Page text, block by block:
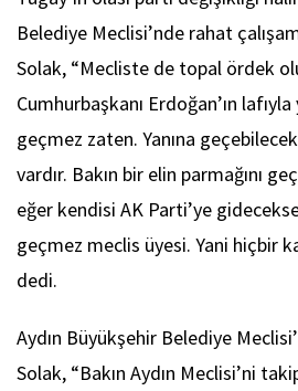
Belediye Meclisi’nde rahat
Solak, “Mecliste de topal ördek
Cumhurbaşkanı Erdoğan’ın
geçmez zaten. Yanına
vardır. Bakın bir elin parmağını
eğer kendisi AK Parti’ye
geçmez meclis üyesi. Yani hiçbir
dedi.
Aydın Büyükşehir Belediye
Solak, “Bakın Aydın Meclisi’ni